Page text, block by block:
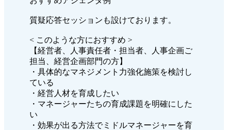
質疑応答セッションも設けております。
< このような方におすすめ >
【経営者、人事責任者・担当者、人事企画ご
担当、経営企画部門の方】
・具体的なマネジメント力強化施策を検討し
ている
・経営人材を育成したい
・マネージャーたちの育成課題を明確にした
い
・効果が出る方法でミドルマネージャーを育